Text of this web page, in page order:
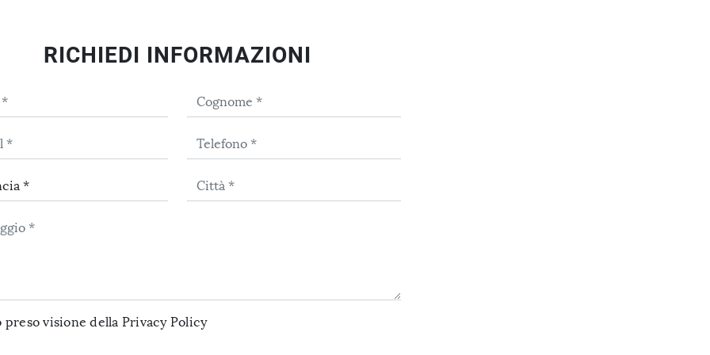
RICHIEDI INFORMAZIONI
preso visione della Privacy Policy